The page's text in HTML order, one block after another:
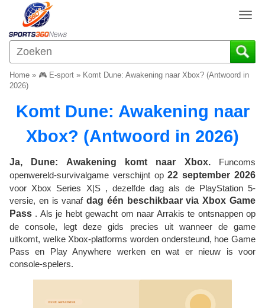
T
g
g
a
v
a
t
o
n
Home » 🎮 E-sport » Komt Dune: Awakening naar Xbox? (Antwoord in
2026)
Komt Dune: Awakening naar
Xbox? (Antwoord in 2026)
Ja, Dune: Awakening komt naar Xbox.Funcoms
openwereld-survivalgame verschijnt op22 september 2026
voor Xbox Series X|S , dezelfde dag als de PlayStation 5-
versie, en is vanafdag één beschikbaar via Xbox Game
Pass . Als je hebt gewacht om naar Arrakis te ontsnappen op
de console, legt deze gids precies uit wanneer de game
uitkomt, welke Xbox-platforms worden ondersteund, hoe Game
Pass en Play Anywhere werken en wat er nieuw is voor
console-spelers.